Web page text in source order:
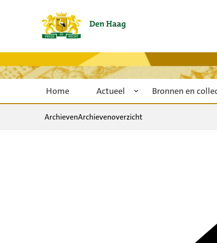
Home Actueel Bronnen en
ArchievenArchievenoverzicht